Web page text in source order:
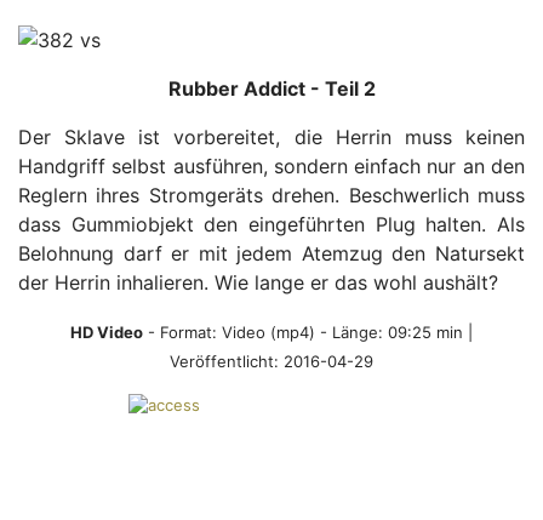
Rubber Addict - Teil 2
Der Sklave ist vorbereitet, die Herrin muss keinen
Handgriff selbst ausführen, sondern einfach nur an den
Reglern ihres Stromgeräts drehen. Beschwerlich muss
dass Gummiobjekt den eingeführten Plug halten. Als
Belohnung darf er mit jedem Atemzug den Natursekt
der Herrin inhalieren. Wie lange er das wohl aushält?
HD Video - Format: Video (mp4) - Länge: 09:25 min |
Veröffentlicht: 2016-04-29